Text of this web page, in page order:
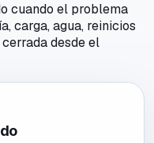
cuando el problema
carga, agua, reinicios
desde el